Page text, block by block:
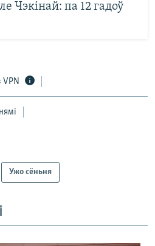
Чэкінай: па 12 гадоў
VPN
Ужо сёньня